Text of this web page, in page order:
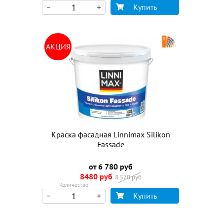
Купить
АКЦИЯ
Краска фасадная Linnimax Silikon
Fassade
от 6 780 руб
8480 руб 8 570 руб
Количество
Купить